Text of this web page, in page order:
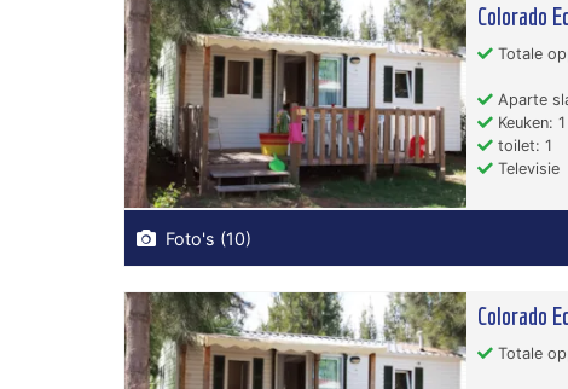
Colorado
Totale
Aparte
Keuken: 1
toilet: 1
Televisie
Foto's (10)
Colorado
Totale